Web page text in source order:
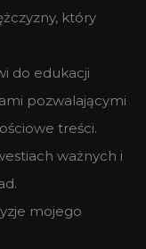
który
do edukacji
pozwalającymi
treści.
ważnych i
mojego